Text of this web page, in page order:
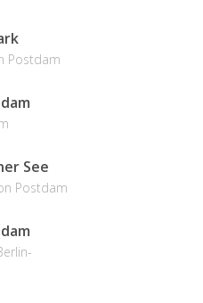
Postdam
See
Postdam